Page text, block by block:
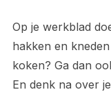
Op je werkblad
hakken en
koken? Ga dan
En denk na over